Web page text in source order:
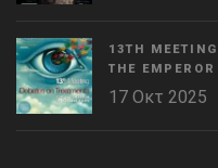
13TH
THE
17 Οκτ 2025